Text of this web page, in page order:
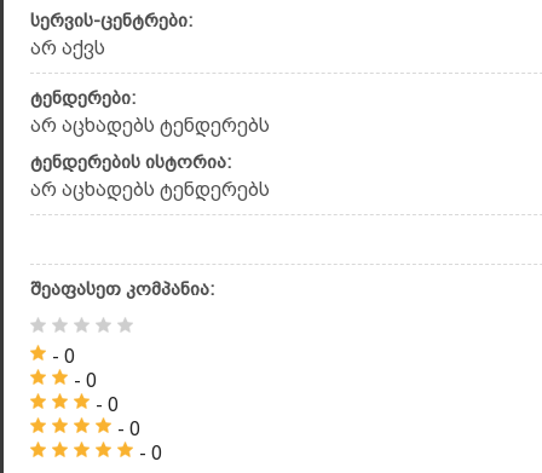
სერვის-ცენტრები:
არ აქვს
ტენდერები:
არ აცხადებს ტენდერებს
ტენდერების ისტორია:
არ აცხადებს ტენდერებს
შეაფასეთ კომპანია:
- 0
- 0
- 0
- 0
- 0